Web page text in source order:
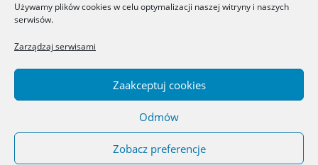
Używamy plików cookies w celu optymalizacji naszej witryny i naszych
serwisów.
Zarządzaj serwisami
Zaakceptuj cookies
Odmów
Zobacz preferencje
Blog o książkach dla dzieci i młodzieży –
recenzje i rekomendacje. All rights reserved.
Theme: ColorMag byThemeGrill. Powered by